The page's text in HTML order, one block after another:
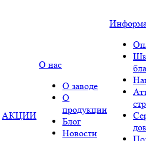
АКЦИИ
О нас
О заводе
О
продукции
Блог
Новости